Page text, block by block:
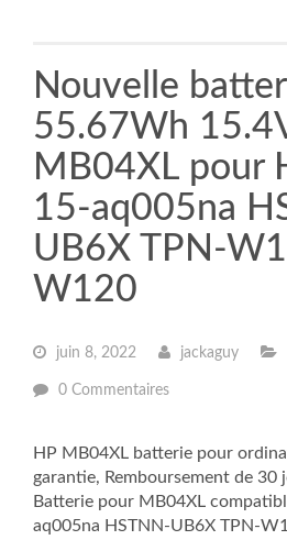
Nouvelle
55.67Wh
MB04XL pour
15-aq005na
UB6X TPN-
W120
juin 8, 2022 jackaguy
0 Commentaires
HP MB04XL batterie pour
garantie, Remboursement de 30
Batterie pour MB04XL
aq005na HSTNN-UB6X TPN-